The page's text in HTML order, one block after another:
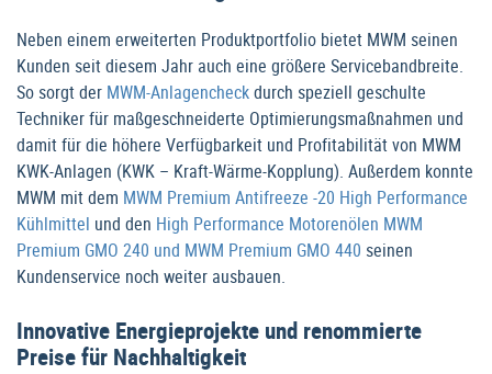
Neben einem erweiterten Produktportfolio bietet MWM seinen
Kunden seit diesem Jahr auch eine größere Servicebandbreite.
So sorgt der MWM-Anlagencheckdurch speziell geschulte
Techniker für maßgeschneiderte Optimierungsmaßnahmen und
damit für die höhere Verfügbarkeit und Profitabilität von MWM
KWK-Anlagen (KWK – Kraft-Wärme-Kopplung). Außerdem konnte
MWM mit dem MWM Premium Antifreeze -20 High Performance
Kühlmittel und den High Performance Motorenölen MWM
Premium GMO 240 und MWM Premium GMO 440 seinen
Kundenservice noch weiter ausbauen.
Innovative Energieprojekte und renommierte
Preise für Nachhaltigkeit